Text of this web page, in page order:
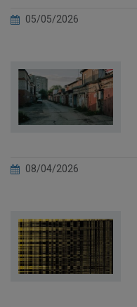
05/05/2026
08/04/2026